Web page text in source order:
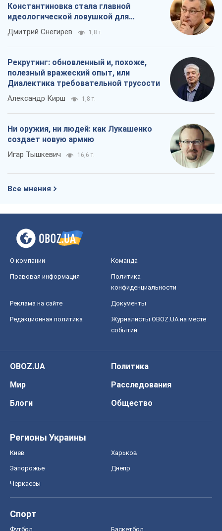
Константиновка стала главной
идеологической ловушкой для
российских оккупантов
Дмитрий Снегирев 1,8 т.
Рекрутинг: обновленный и, похоже,
полезный вражеский опыт, или
Диалектика требовательной трусости
Александр Кирш 1,8 т.
Ни оружия, ни людей: как Лукашенко
создает новую армию
Игар Тышкевич 16,6 т.
Все мнения
О компании Команда
Правовая информация
Политика
конфиденциальности
Реклама на сайте Документы
Редакционная политика
Журналисты OBOZ.UA на месте
событий
OBOZ.UA
Политика
Мир
Расследования
Блоги
Общество
Регионы Украины
Киев Харьков
Запорожье Днепр
Черкассы
Спорт
Футбол Баскетбол